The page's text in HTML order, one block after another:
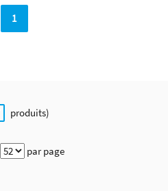
1
produits)
par page